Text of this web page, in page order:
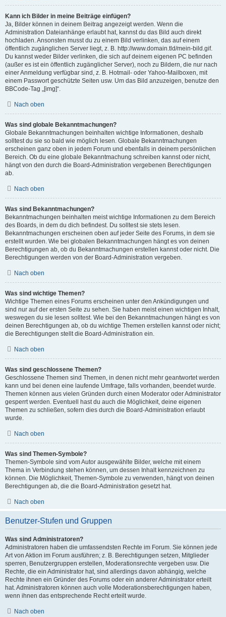
Kann ich Bilder in meine Beiträge einfügen?
Ja, Bilder können in deinem Beitrag angezeigt werden. Wenn die
Administration Dateianhänge erlaubt hat, kannst du das Bild auch direkt
hochladen. Ansonsten musst du zu einem Bild verlinken, das auf einem
öffentlich zugänglichen Server liegt, z. B. http://www.domain.tld/mein-bild.gif.
Du kannst weder Bilder verlinken, die sich auf deinem eigenen PC befinden
(außer es ist ein öffentlich zugänglicher Server), noch zu Bildern, die nur nach
einer Anmeldung verfügbar sind, z. B. Hotmail- oder Yahoo-Mailboxen, mit
einem Passwort geschützte Seiten usw. Um das Bild anzuzeigen, benutze den
BBCode-Tag „[img]“.
Nach oben
Was sind globale Bekanntmachungen?
Globale Bekanntmachungen beinhalten wichtige Informationen, deshalb
solltest du sie so bald wie möglich lesen. Globale Bekanntmachungen
erscheinen ganz oben in jedem Forum und ebenfalls in deinem persönlichen
Bereich. Ob du eine globale Bekanntmachung schreiben kannst oder nicht,
hängt von den durch die Board-Administration vergebenen Berechtigungen
ab.
Nach oben
Was sind Bekanntmachungen?
Bekanntmachungen beinhalten meist wichtige Informationen zu dem Bereich
des Boards, in dem du dich befindest. Du solltest sie stets lesen.
Bekanntmachungen erscheinen oben auf jeder Seite des Forums, in dem sie
erstellt wurden. Wie bei globalen Bekanntmachungen hängt es von deinen
Berechtigungen ab, ob du Bekanntmachungen erstellen kannst oder nicht. Die
Berechtigungen werden von der Board-Administration vergeben.
Nach oben
Was sind wichtige Themen?
Wichtige Themen eines Forums erscheinen unter den Ankündigungen und
sind nur auf der ersten Seite zu sehen. Sie haben meist einen wichtigen Inhalt,
weswegen du sie lesen solltest. Wie bei den Bekanntmachungen hängt es von
deinen Berechtigungen ab, ob du wichtige Themen erstellen kannst oder nicht;
die Berechtigungen stellt die Board-Administration ein.
Nach oben
Was sind geschlossene Themen?
Geschlossene Themen sind Themen, in denen nicht mehr geantwortet werden
kann und bei denen eine laufende Umfrage, falls vorhanden, beendet wurde.
Themen können aus vielen Gründen durch einen Moderator oder Administrator
gesperrt werden. Eventuell hast du auch die Möglichkeit, deine eigenen
Themen zu schließen, sofern dies durch die Board-Administration erlaubt
wurde.
Nach oben
Was sind Themen-Symbole?
Themen-Symbole sind vom Autor ausgewählte Bilder, welche mit einem
Thema in Verbindung stehen können, um dessen Inhalt kennzeichnen zu
können. Die Möglichkeit, Themen-Symbole zu verwenden, hängt von deinen
Berechtigungen ab, die die Board-Administration gesetzt hat.
Nach oben
Benutzer-Stufen und Gruppen
Was sind Administratoren?
Administratoren haben die umfassendsten Rechte im Forum. Sie können jede
Art von Aktion im Forum ausführen; z. B. Berechtigungen setzen, Mitglieder
sperren, Benutzergruppen erstellen, Moderationsrechte vergeben usw. Die
Rechte, die ein Administrator hat, sind allerdings davon abhängig, welche
Rechte ihnen ein Gründer des Forums oder ein anderer Administrator erteilt
hat. Administratoren können auch volle Moderationsberechtigungen haben,
wenn ihnen das entsprechende Recht erteilt wurde.
Nach oben